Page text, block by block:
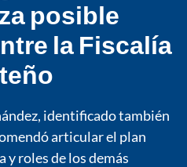
posible
la Fiscalía
identificado también
articular el plan
roles de los demás